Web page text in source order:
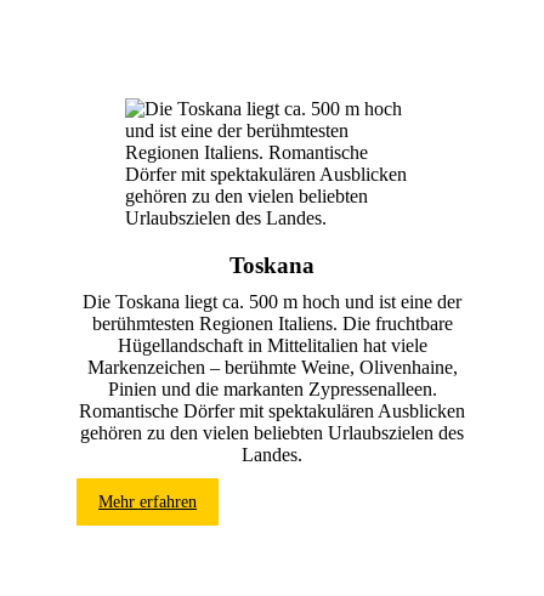
Toskana
Die Toskana liegt ca. 500 m hoch und ist eine der
berühmtesten Regionen Italiens. Die fruchtbare
Hügellandschaft in Mittelitalien hat viele
Markenzeichen – berühmte Weine, Olivenhaine,
Pinien und die markanten Zypressenalleen.
Romantische Dörfer mit spektakulären Ausblicken
gehören zu den vielen beliebten Urlaubszielen des
Landes.
Mehr erfahren